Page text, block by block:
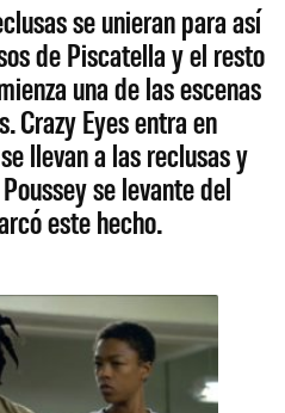
se unieran para así
de Piscatella y el resto
una de las escenas
Crazy Eyes entra en
llevan a las reclusas y
se levante del
este hecho.